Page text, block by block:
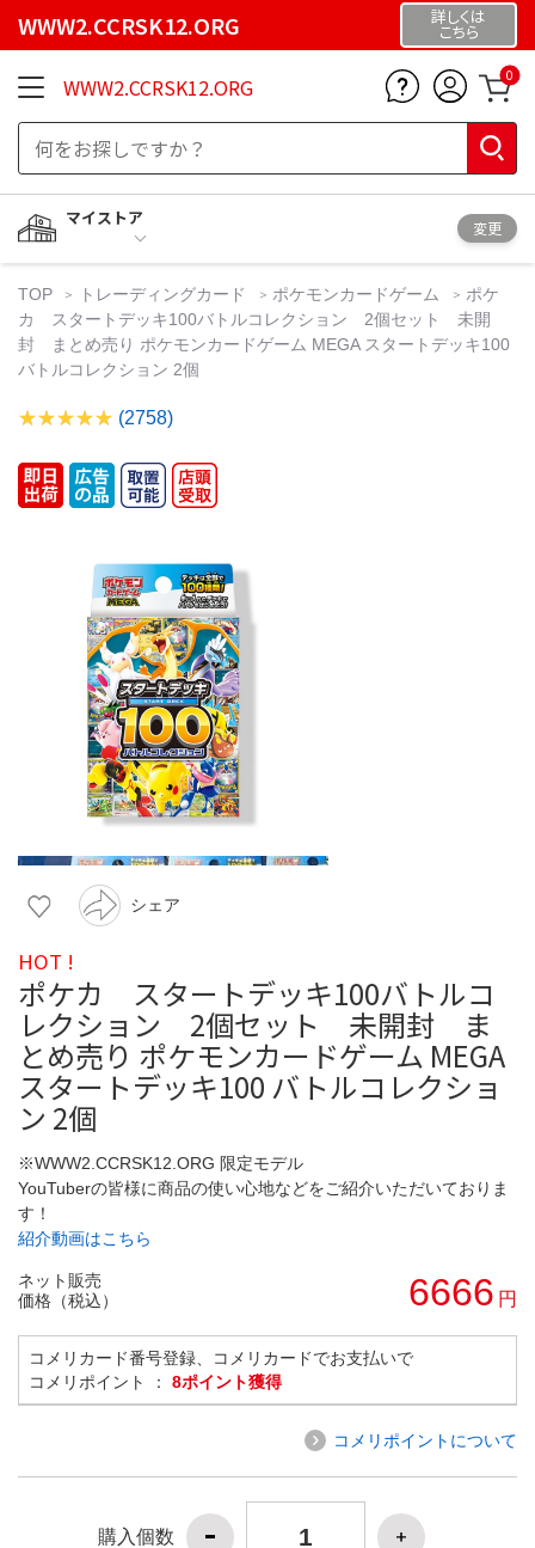
WWW2.CCRSK12.ORG 詳しくは
こちら
WWW2.CCRSK12.ORG 0
マイストア
変更
TOP トレーディングカード ポケモンカードゲーム
ポケ
カ スタートデッキ100バトルコレクション 2個セット 未開
封 まとめ売り ポケモンカードゲーム MEGA スタートデッキ100
バトルコレクション 2個
(2758)
シェア
HOT !
ポケカ スタートデッキ100バトルコ
レクション 2個セット 未開封 ま
とめ売り ポケモンカードゲーム MEGA
スタートデッキ100 バトルコレクショ
ン 2個
※WWW2.CCRSK12.ORG 限定モデル
YouTuberの皆様に商品の使い心地などをご紹介いただいておりま
す！
紹介動画はこちら
ネット販売
価格（税込）
6666 円
コメリカード番号登録、コメリカードでお支払いで
コメリポイント ： 8ポイント獲得
コメリポイントについて
購入個数